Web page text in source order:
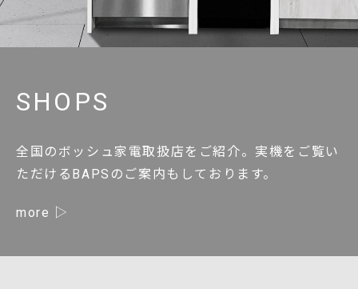
SHOPS
全国のボッシュ家電取扱店をご紹介。実機をご覧い
ただけるBAPSのご案内もしております。
more